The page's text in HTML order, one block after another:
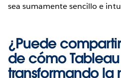
sea sumamente sencillo e
¿Puede
de cómo
transformando la